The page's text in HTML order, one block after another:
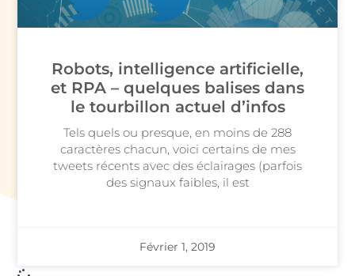
Robots, intelligence artificielle,
et RPA – quelques balises dans
le tourbillon actuel d’infos
Tels quels ou presque, en moins de 288
caractères chacun, voici certains de mes
tweets récents avec des éclairages (parfois
des signaux faibles, il est
Février 1, 2019